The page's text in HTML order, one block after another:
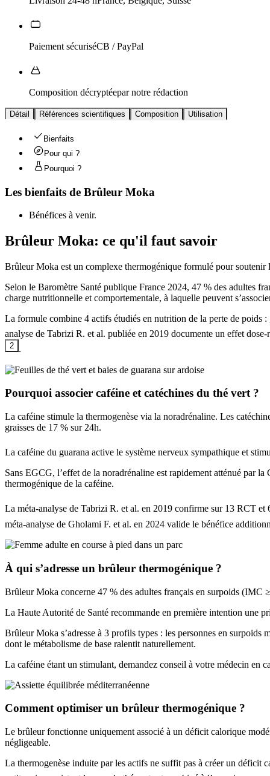
Paiement sécuriséCB / PayPal
Composition décryptéepar notre rédaction
Détail Références scientifiques Composition Utilisation
Bienfaits
Pour qui ?
Pourquoi ?
Les bienfaits de Brûleur Moka
Bénéfices à venir.
Brûleur Moka: ce qu'il faut savoir
Brûleur Moka est un complexe thermogénique formulé pour soutenir
Selon le Baromètre Santé publique France 2024, 47 % des adultes
charge nutritionnelle et comportementale, à laquelle peuvent
La formule combine 4 actifs étudiés en nutrition de la perte de poids
analyse de Tabrizi R. et al. publiée en 2019 documente un effet
2 .
Pourquoi associer caféine et catéchines du thé vert ?
La caféine stimule la thermogenèse via la noradrénaline. Les
graisses de 17 % sur 24h.
La caféine du guarana active le système nerveux sympathique et
Sans EGCG, l’effet de la noradrénaline est rapidement atténué par
thermogénique de la caféine.
La méta-analyse de Tabrizi R. et al. en 2019 confirme sur 13 RCT
méta-analyse de Gholami F. et al. en 2024 valide le bénéfice
À qui s’adresse un brûleur thermogénique ?
Brûleur Moka concerne 47 % des adultes français en surpoids (IMC
La Haute Autorité de Santé recommande en première intention une
Brûleur Moka s’adresse à 3 profils types : les personnes en
dont le métabolisme de base ralentit naturellement.
La caféine étant un stimulant, demandez conseil à votre médecin en
Comment optimiser un brûleur thermogénique ?
Le brûleur fonctionne uniquement associé à un déficit calorique
négligeable.
La thermogenèse induite par les actifs ne suffit pas à créer un